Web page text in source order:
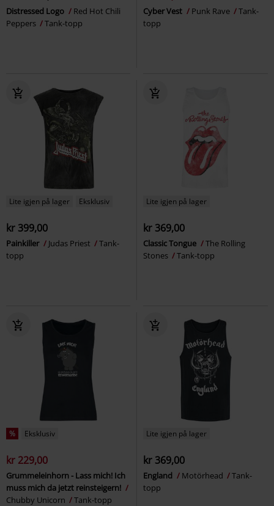
Distressed Logo
Red Hot Chili
Peppers
Tank-topp
Cyber Vest Punk Rave
Tank-
topp
Lite igjen på lager Eksklusiv
kr 399,00
Painkiller Judas Priest
Tank-
topp
Lite igjen på lager
kr 369,00
Classic Tongue
The Rolling
Stones
Tank-topp
% Eksklusiv
kr 229,00
Grummeleinhorn - Lass mich! Ich
muss mich da jetzt reinsteigern!
Chubby Unicorn
Tank-topp
Lite igjen på lager
kr 369,00
England Motörhead
Tank-
topp